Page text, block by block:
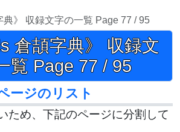
典》 収録文字の一覧 Page 77 / 95
倉頡字典》 収録文
覧 Page 77 / 95
ージのリスト
ため、下記のページに分割して